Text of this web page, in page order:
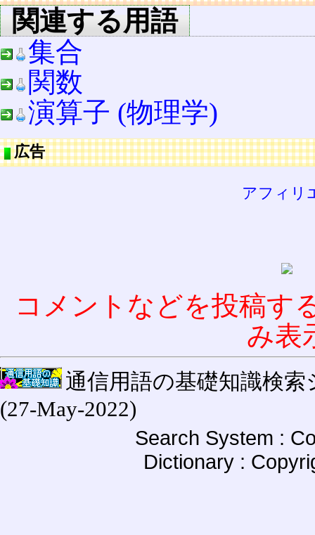
関連する用語
集合
関数
演算子 (物理学)
広告
アフィリ
コメントなどを投稿す
み表
通信用語の基礎知識検索
(27-May-2022)
Search System :
Dictionary :